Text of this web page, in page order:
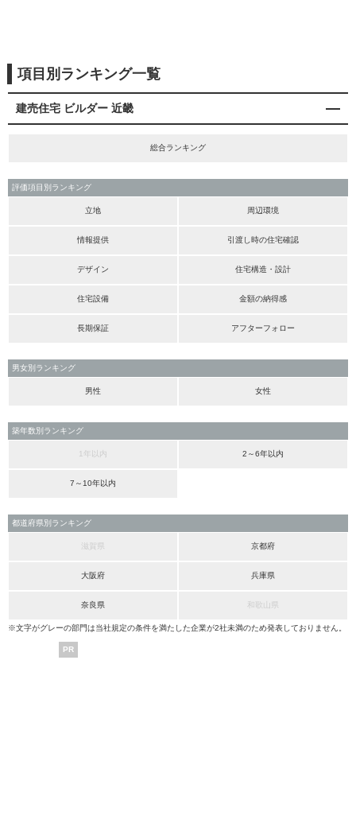
項目別ランキング一覧
建売住宅 ビルダー 近畿
総合ランキング
評価項目別ランキング
立地 周辺環境
情報提供 引渡し時の住宅確認
デザイン 住宅構造・設計
住宅設備 金額の納得感
長期保証 アフターフォロー
男女別ランキング
男性 女性
築年数別ランキング
1年以内 2～6年以内
7～10年以内
都道府県別ランキング
滋賀県 京都府
大阪府 兵庫県
奈良県 和歌山県
※文字がグレーの部門は当社規定の条件を満たした企業が2社未満のため発表しておりません。
PR